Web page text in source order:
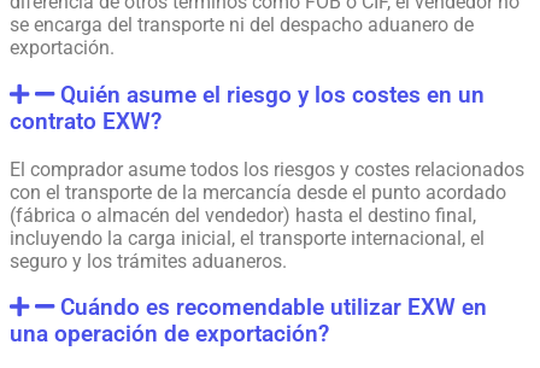
se encarga del transporte ni del despacho aduanero de
exportación.
Quién asume el riesgo y los costes en un
contrato EXW?
El comprador asume todos los riesgos y costes relacionados
con el transporte de la mercancía desde el punto acordado
(fábrica o almacén del vendedor) hasta el destino final,
incluyendo la carga inicial, el transporte internacional, el
seguro y los trámites aduaneros.
Cuándo es recomendable utilizar EXW en
una operación de exportación?